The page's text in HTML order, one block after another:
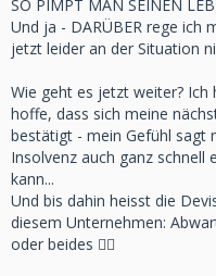
SO PIMPT MAN SEINEN
Und ja - DARÜBER rege ich
jetzt leider an der Situation
Wie geht es jetzt weiter? Ich
hoffe, dass sich meine
bestätigt - mein Gefühl sagt
Insolvenz auch ganz schnell
kann...
Und bis dahin heisst die
diesem Unternehmen:
oder beides 🤷‍♀️